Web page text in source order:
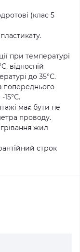
(клас 5
при температурі
відносній
до 35°С.
попереднього
15°С.
має бути не
проводу.
жил
строк